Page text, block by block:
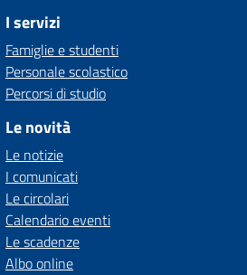
I servizi
Famiglie e studenti
Personale scolastico
Percorsi di studio
Le novità
Le notizie
I comunicati
Le circolari
Calendario eventi
Le scadenze
Albo online